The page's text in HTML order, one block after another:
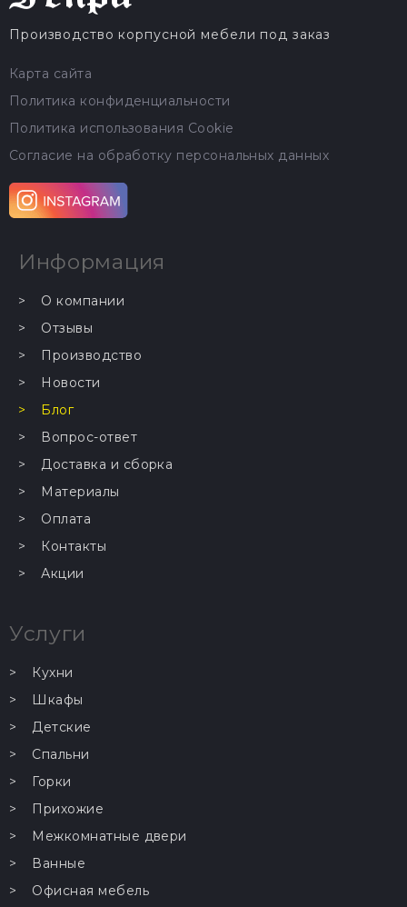
Производство корпусной мебели под заказ
Карта сайта
Политика конфиденциальности
Политика использования Cookie
Согласие на обработку персональных данных
Информация
О компании
Отзывы
Производство
Новости
Блог
Вопрос-ответ
Доставка и сборка
Материалы
Оплата
Контакты
Акции
Услуги
Кухни
Шкафы
Детские
Спальни
Горки
Прихожие
Межкомнатные двери
Ванные
Офисная мебель